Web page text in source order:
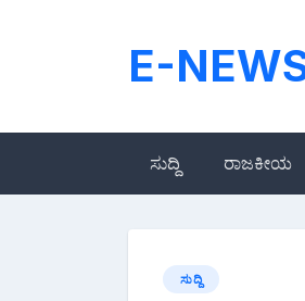
E-
ಸುದ್ದಿ ರಾಜಕೀಯ
ಸುದ್ದಿ